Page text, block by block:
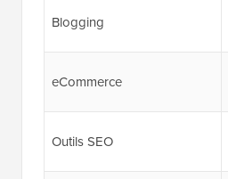
Blogging
eCommerce
Outils SEO